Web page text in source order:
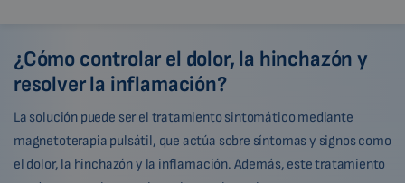
¿Cómo controlar el dolor, la hinchazón y
resolver la inflamación?
La solución puede ser el tratamiento sintomático mediante
magnetoterapia pulsátil, que actúa sobre síntomas y signos como
el dolor, la hinchazón y la inflamación. Además, este tratamiento